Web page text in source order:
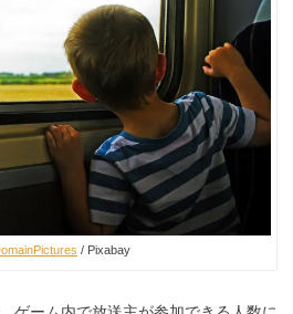
/ Pixabay